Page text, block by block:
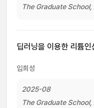
The Graduate
딥러닝을 이용한 리튬
임희성
2025-08
The Graduate